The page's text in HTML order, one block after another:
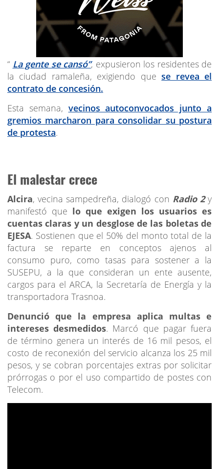
“ La gente se cansó”, expusieron los residentes de
la ciudad ramaleña, exigiendo quese revea el
contrato de concesión.
Esta semana, vecinos autoconvocados junto a
gremios marcharon para consolidar su postura
de protesta.
El malestar crece
Alcira, vecina sampedreña, dialogó con Radio 2y
manifestó que lo que exigen los usuarios es
cuentas claras y un desglose de las boletas de
EJESA. Sostienen que el 50% del monto total de la
factura se reparte en conceptos ajenos al
consumo puro, como tasas para sostener a la
SUSEPU, a la que consideran un ente ausente,
cargos para el ARCA, la Secretaría de Energía y la
transportadora Trasnoa.
Denunció que la empresa aplica multas e
intereses desmedidos. Marcó que pagar fuera
de término genera un interés de 16 mil pesos, el
costo de reconexión del servicio alcanza los 25 mil
pesos, y se cobran porcentajes extras por solicitar
prórrogas o por el uso compartido de postes con
Telecom.